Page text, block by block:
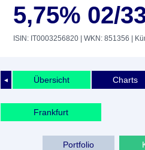
5,75% 02/
ISIN: IT0003256820 | WKN: 851356 |
◄ Übersicht Charts
Frankfurt
Portfolio